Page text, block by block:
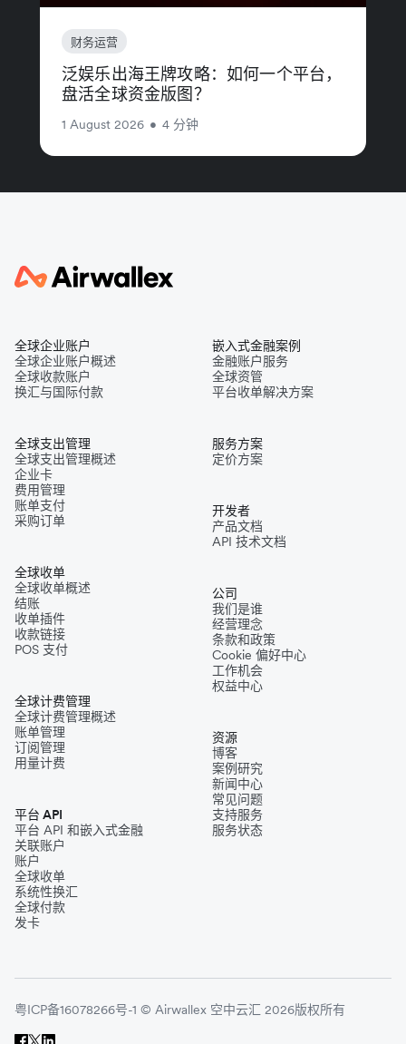
财务运营
泛娱乐出海王牌攻略：如何一个平台，
盘活全球资金版图？
1 August 2026 • 4 分钟
全球企业账户
全球企业账户概述
全球收款账户
换汇与国际付款
全球支出管理
全球支出管理概述
企业卡
费用管理
账单支付
采购订单
全球收单
全球收单概述
结账
收单插件
收款链接
POS 支付
全球计费管理
全球计费管理概述
账单管理
订阅管理
用量计费
平台 API
平台 API 和嵌入式金融
关联账户
账户
全球收单
系统性换汇
全球付款
发卡
嵌入式金融案例
金融账户服务
全球资管
平台收单解决方案
服务方案
定价方案
开发者
产品文档
API 技术文档
公司
我们是谁
经营理念
条款和政策
Cookie 偏好中心
工作机会
权益中心
资源
博客
案例研究
新闻中心
常见问题
支持服务
服务状态
粤ICP备16078266号-1 © Airwallex 空中云汇 2026版权所有